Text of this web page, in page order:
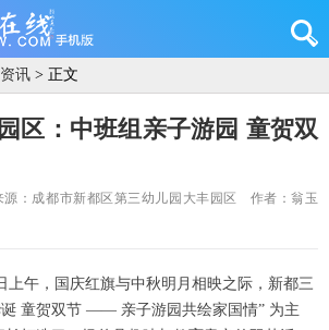
资讯 > 正文
区：中班组亲子游园 童贺双
源：成都市新都区第三幼儿园大丰园区
作者：翁玉
上午，国庆红旗与中秋明月相映之际，新都三
诞 童贺双节 —— 亲子游园共绘家国情” 为主